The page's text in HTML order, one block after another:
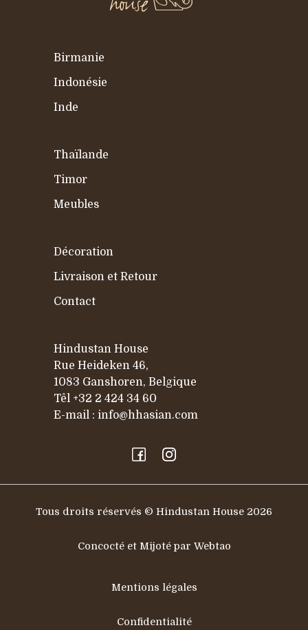
Birmanie
Indonésie
Inde
Thaïlande
Timor
Meubles
Décoration
Livraison et Retour
Contact
Hindustan House
Rue Heideken 46,
1083 Ganshoren, Belgique
Têl +32 2 424 34 60
E-mail : info@hhasian.com
Tous droits réservés © Hindustan House 2026
Concocté et Mijoté par Webtao
Mentions légales
Confidentialité